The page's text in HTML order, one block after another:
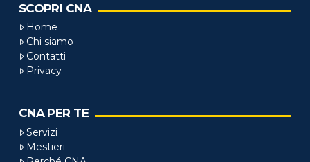
SCOPRI CNA
Home
Chi siamo
Contatti
Privacy
CNA PER TE
Servizi
Mestieri